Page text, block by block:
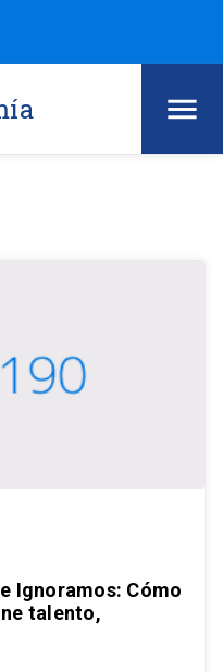
Ignoramos: Cómo
talento,